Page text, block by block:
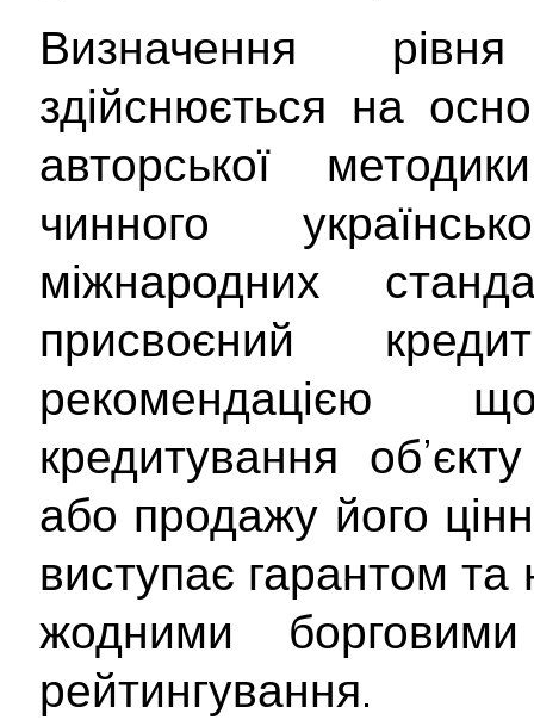
Визначення
здійснюється на
авторської
чинного
міжнародних
присвоєний
рекомендацією
кредитування
або продажу його
виступає гарантом та
жодними борговими
рейтингування.